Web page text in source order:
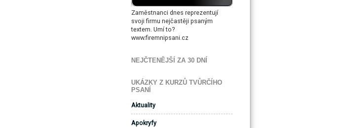
Zaměstnanci dnes reprezentují
svoji firmu nejčastěji psaným
textem. Umí to?
www.firemnipsani.cz
NEJČTENĚJŠÍ ZA 30 DNÍ
UKÁZKY Z KURZŮ TVŮRČÍHO
PSANÍ
Aktuality
Apokryfy